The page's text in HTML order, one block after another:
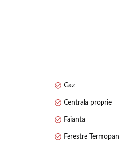
Gaz
Centrala proprie
Faianta
Ferestre Termopan